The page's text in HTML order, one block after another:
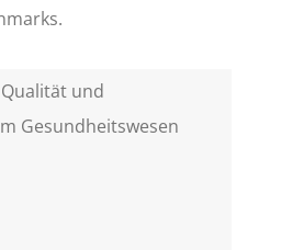
und
Gesundheitswesen